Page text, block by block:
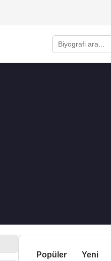
Popüler Yeni